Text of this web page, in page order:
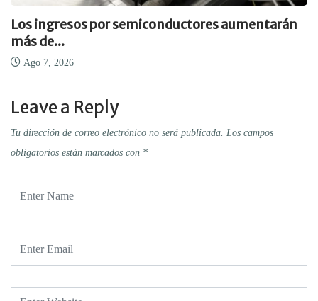
Los ingresos por semiconductores aumentarán
más de...
Ago 7, 2026
Leave a Reply
Tu dirección de correo electrónico no será publicada. Los campos
obligatorios están marcados con *